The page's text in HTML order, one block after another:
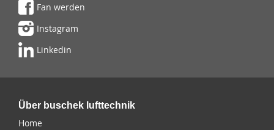
Fan werden
Instagram
Linkedin
Über buschek lufttechnik
Home